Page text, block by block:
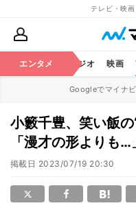
テレビ・映
エンタメ
テレビ ラジオ 映画
Googleでマイナ
小籔千豊、笑い飯
「漫才の形よりも…
掲載日 2023/07/19 20:30